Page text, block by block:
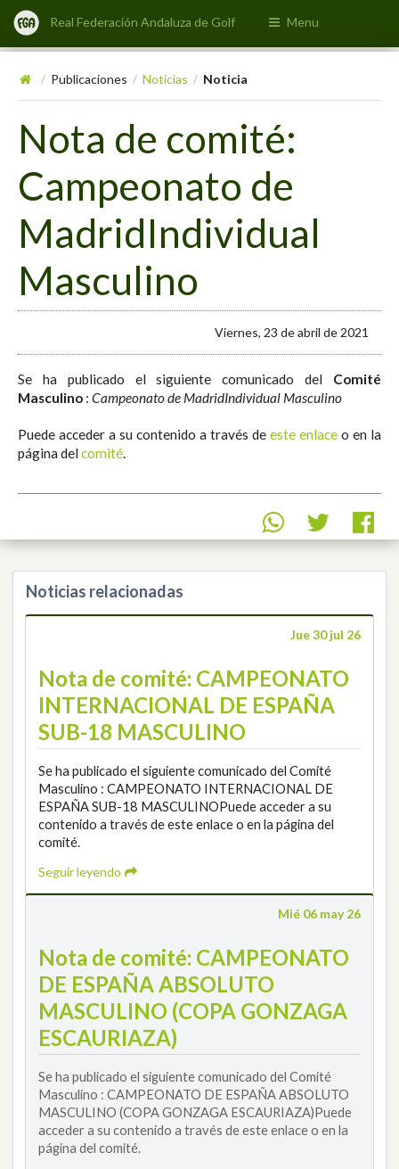
Real Federación Andaluza de Golf Menu
/ Publicaciones / Noticias / Noticia
Nota de comité:
Campeonato de
MadridIndividual
Masculino
Viernes, 23 de abril de 2021
Se ha publicado el siguiente comunicado del Comité
Masculino : Campeonato de MadridIndividual Masculino
Puede acceder a su contenido a través de este enlace o en la
página delcomité
Noticias relacionadas
Jue 30 jul 26
Nota de comité: CAMPEONATO
INTERNACIONAL DE ESPAÑA
SUB-18 MASCULINO
Se ha publicado el siguiente comunicado del Comité
Masculino : CAMPEONATO INTERNACIONAL DE
ESPAÑA SUB-18 MASCULINOPuede acceder a su
contenido a través de este enlace o en la página del
comité.
Seguir leyendo
Mié 06 may 26
Nota de comité: CAMPEONATO
DE ESPAÑA ABSOLUTO
MASCULINO (COPA GONZAGA
ESCAURIAZA)
Se ha publicado el siguiente comunicado del Comité
Masculino : CAMPEONATO DE ESPAÑA ABSOLUTO
MASCULINO (COPA GONZAGA ESCAURIAZA)Puede
acceder a su contenido a través de este enlace o en la
página del comité.